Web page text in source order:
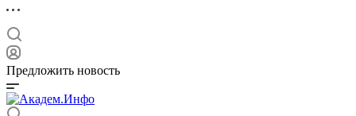
Предложить новость